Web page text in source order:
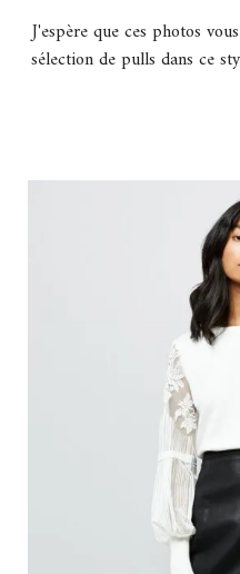
J'espère que ces photos
sélection de pulls dans ce